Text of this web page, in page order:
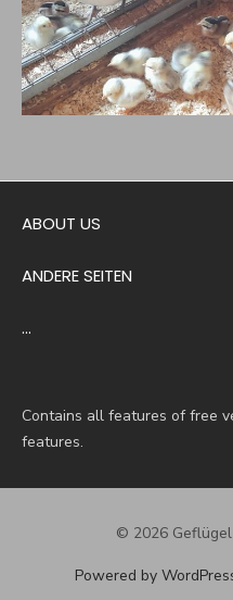
ABOUT US
ANDERE SEITEN
…
Contains all features of free
features.
© 2026
Powered by